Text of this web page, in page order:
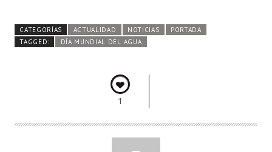
b
o
itt
er
ts
A
e
dI
m
pa
CATEGORÍAS ACTUALIDAD NOTICIAS
PORTADA
TAGGED:
DÍA MUNDIAL DEL AGUA
1